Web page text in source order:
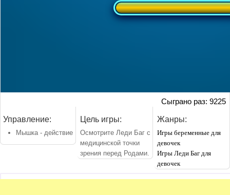
Сыграно раз: 9225
Управление:
Мышка - действие
Цель игры:
Осмотрите Леди Баг с
медицинской точки
зрения перед Родами.
Жанры:
Игры беременные для
девочек
Игры Леди Баг для
девочек